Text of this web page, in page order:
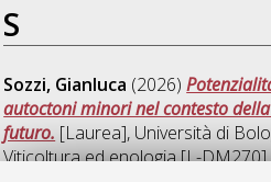
S
Sozzi, Gianluca (2026)
autoctoni minori nel contesto
futuro. [Laurea], Università di
Viticoltura ed enologia [L-DM270]